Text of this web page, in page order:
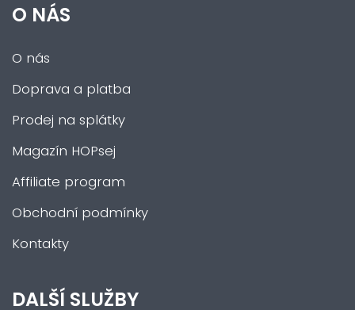
O NÁS
O nás
Doprava a platba
Prodej na splátky
Magazín HOPsej
Affiliate program
Obchodní podmínky
Kontakty
DALŠÍ SLUŽBY